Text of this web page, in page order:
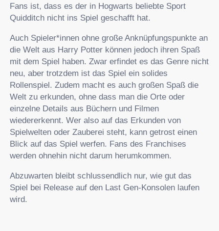
Fans ist, dass es der in Hogwarts beliebte Sport
Quidditch nicht ins Spiel geschafft hat.
Auch Spieler*innen ohne große Anknüpfungspunkte an
die Welt aus Harry Potter können jedoch ihren Spaß
mit dem Spiel haben. Zwar erfindet es das Genre nicht
neu, aber trotzdem ist das Spiel ein solides
Rollenspiel. Zudem macht es auch großen Spaß die
Welt zu erkunden, ohne dass man die Orte oder
einzelne Details aus Büchern und Filmen
wiedererkennt. Wer also auf das Erkunden von
Spielwelten oder Zauberei steht, kann getrost einen
Blick auf das Spiel werfen. Fans des Franchises
werden ohnehin nicht darum herumkommen.
Abzuwarten bleibt schlussendlich nur, wie gut das
Spiel bei Release auf den Last Gen-Konsolen laufen
wird.